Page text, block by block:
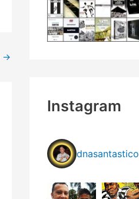
→
Instagram
dnasantastico